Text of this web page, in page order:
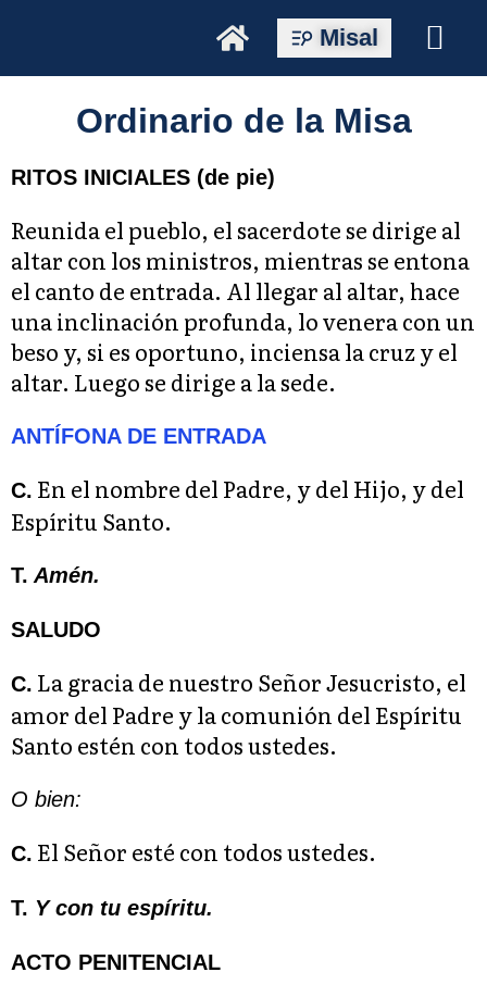
Misal
Ordinario de la Misa
RITOS INICIALES (de pie)
Reunida el pueblo, el sacerdote se dirige al
altar con los ministros, mientras se entona
el canto de entrada. Al llegar al altar, hace
una inclinación profunda, lo venera con un
beso y, si es oportuno, inciensa la cruz y el
altar. Luego se dirige a la sede.
ANTÍFONA DE ENTRADA
C. En el nombre del Padre, y del Hijo, y del
Espíritu Santo.
T. Amén.
SALUDO
C. La gracia de nuestro Señor Jesucristo, el
amor del Padre y la comunión del Espíritu
Santo estén con todos ustedes.
O bien:
C. El Señor esté con todos ustedes.
T. Y con tu espíritu.
ACTO PENITENCIAL